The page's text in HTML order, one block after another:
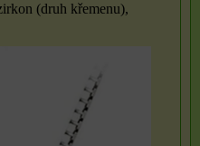
(druh křemenu),